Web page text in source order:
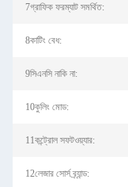
7গ্রাফিক ফরম্যাট সমর্থিত:
8কাটিং বেধ:
9সিএনসি নাকি না:
10কুলিং মোড:
11কন্ট্রোল সফটওয়্যার:
12লেজার সোর্স ব্র্যান্ড: